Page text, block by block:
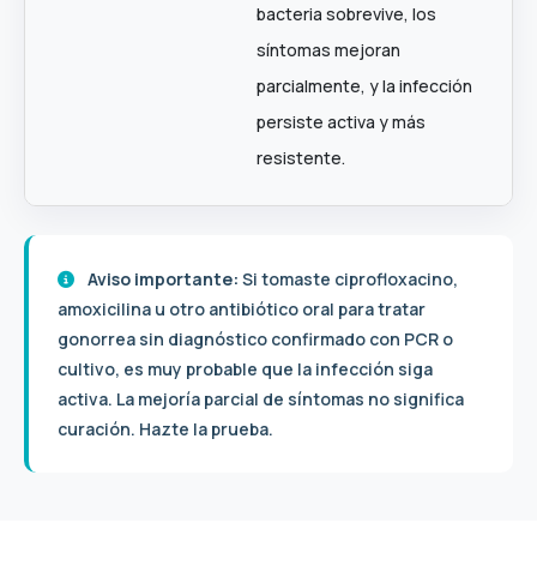
bacteria sobrevive, los
síntomas mejoran
parcialmente, y la infección
persiste activa y más
resistente.
Aviso importante: Si tomaste ciprofloxacino,
amoxicilina u otro antibiótico oral para tratar
gonorrea sin diagnóstico confirmado con PCR o
cultivo, es muy probable que la infección siga
activa. La mejoría parcial de síntomas no significa
curación. Hazte la prueba.